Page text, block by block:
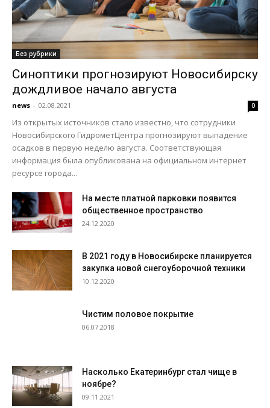
Без рубрики
Синоптики прогнозируют Новосибирску
дождливое начало августа
news - 02.08.2021 0
Из открытых источников стало известно, что сотрудники
Новосибирского ГидрометЦентра прогнозируют выпадение
осадков в первую неделю августа. Соответствующая
информация была опубликована на официальном интернет
ресурсе города...
На месте платной парковки появится
общественное пространство
24.12.2020
В 2021 году в Новосибирске планируется
закупка новой снегоуборочной техники
10.12.2020
Чистим половое покрытие
06.07.2018
Насколько Екатеринбург стал чище в
ноябре?
09.11.2021